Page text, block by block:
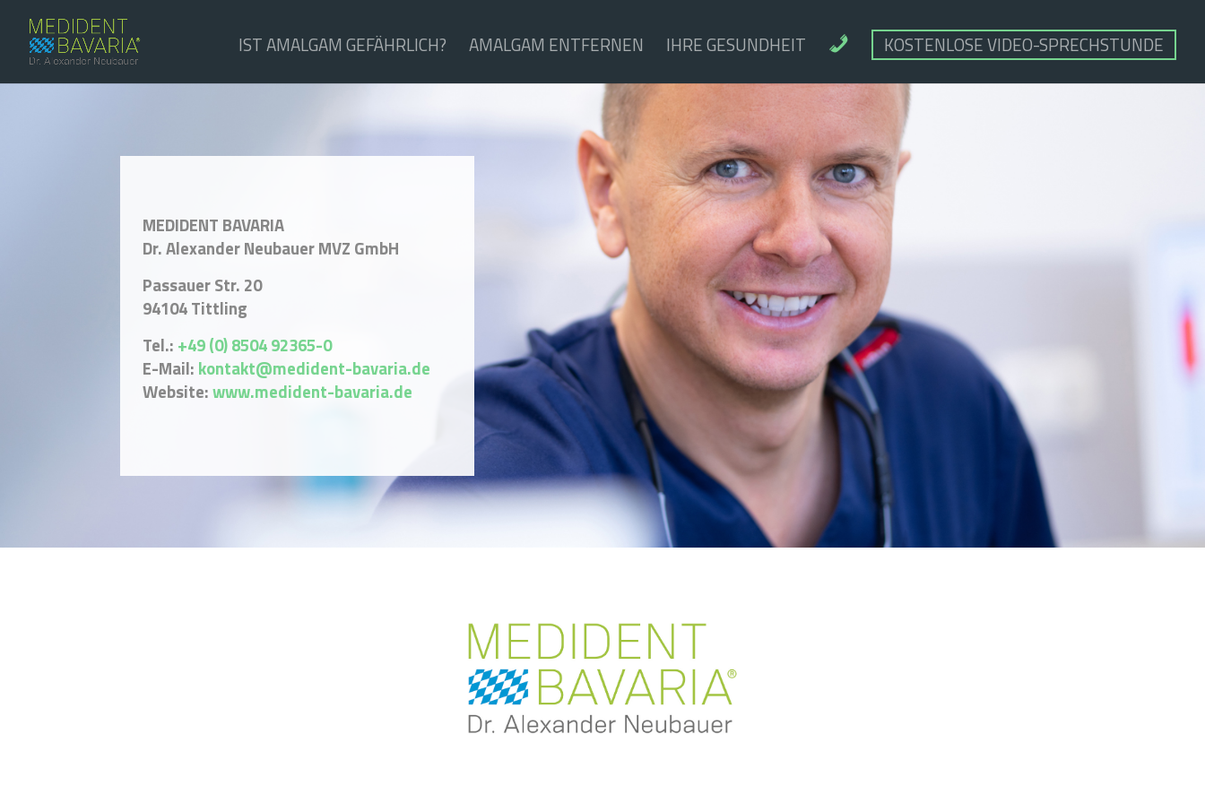
IST AMALGAM GEFÄHRLICH? AMALGAM ENTFERNEN IHRE GESUNDHEIT
T
A
K
T
KOSTENLOSE VIDEO-SPRECHSTUNDE
MEDIDENT BAVARIA
Dr. Alexander Neubauer MVZ GmbH
Passauer Str. 20
94104 Tittling
Tel.: +49 (0) 8504 92365-0
E-Mail: kontakt@medident-bavaria.de
Website:www.medident-bavaria.de